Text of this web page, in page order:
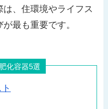
、住環境やライフス
最も重要です。
化容器5選